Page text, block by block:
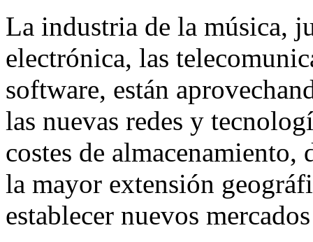
La industria de la música,
electrónica, las
software, están
las nuevas redes y
costes de
la mayor extensión
establecer nuevos